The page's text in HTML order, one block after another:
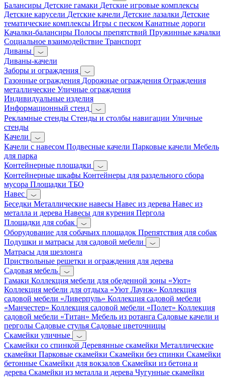
Балансиры Детские гамаки Детские игровые комплексы
Детские карусели Детские качели Детские лазалки Детские
тематические комплексы Игры с песком Канатные дороги
Качалки-балансиры Полосы препятствий Пружинные качалки
Социальное взаимодействие Транспорт
Диваны
Диваны-качели
Заборы и ограждения
Газонные ограждения Дорожные ограждения Ограждения
металлические Уличные ограждения
Индивидуальные изделия
Информационный стенд
Рекламные стенды Стенды и столбы навигации Уличные
стенды
Качели
Качели с навесом Подвесные качели Парковые качели Мебель
для парка
Контейнерные площадки
Контейнерные шкафы Контейнеры для раздельного сбора
мусора Площадки ТБО
Навес
Беседки Металлические навесы Навес из дерева Навес из
металла и дерева Навесы для курения Пергола
Площадки для собак
Оборудование для собачьих площадок Препятствия для собак
Подушки и матрасы для садовой мебели
Матрасы для шезлонга
Приствольные решетки и ограждения для дерева
Садовая мебель
Гамаки Коллекция мебели для обеденной зоны «Уют»
Коллекция мебели для отдыха «Уют Лаунж» Коллекция
садовой мебели «Ливерпуль» Коллекция садовой мебели
«Манчестер» Коллекция садовой мебели «Полет» Коллекция
садовой мебели «Титан» Мебель из ротанга Садовые качели и
перголы Садовые стулья Садовые цветочницы
Скамейки уличные
Скамейки со спинкой Деревянные скамейки Металлические
скамейки Парковые скамейки Скамейки без спинки Скамейки
бетонные Скамейки для вокзалов Скамейки из бетона и
дерева Скамейки из металла и дерева Чугунные скамейки